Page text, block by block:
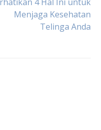
Menjaga Kesehatan
Telinga Anda